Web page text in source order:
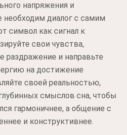
напряжения и
необходим диалог с самим
символ как сигнал к
свои чувства,
раздражение и направьте
на достижение
своей реальностью,
смыслов сна, чтобы
гармоничнее, а общение с
и конструктивнее.